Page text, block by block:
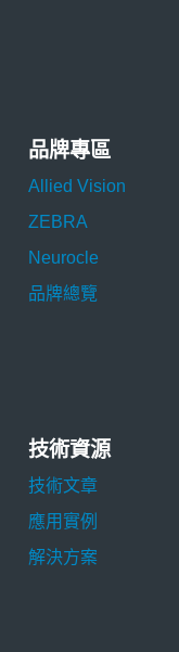
品牌專區
Allied Vision
ZEBRA
Neurocle
品牌總覽
技術資源
技術文章
應用實例
解決方案